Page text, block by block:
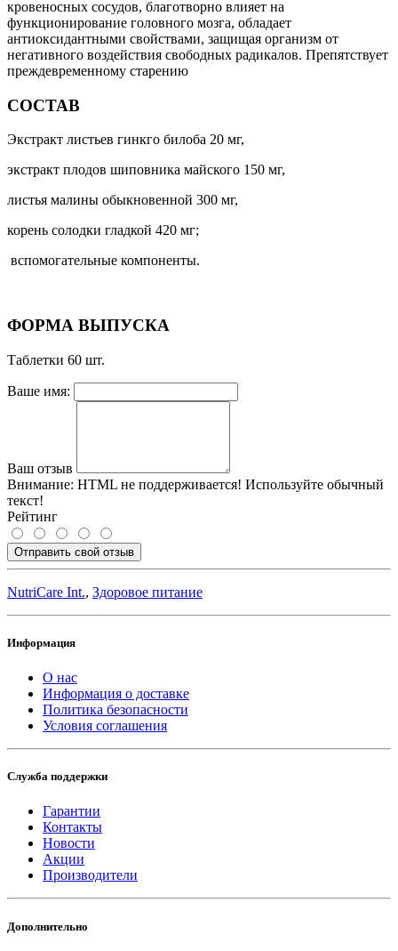
кровеносных сосудов, благотворно влияет на
функционирование головного мозга, обладает
антиоксидантными свойствами, защищая организм от
негативного воздействия свободных радикалов. Препятствует
преждевременному старению
СОСТАВ
Экстракт листьев гинкго билоба 20 мг,
экстракт плодов шиповника майского 150 мг,
листья малины обыкновенной 300 мг,
корень солодки гладкой 420 мг;
вспомогательные компоненты.
ФОРМА ВЫПУСКА
Таблетки 60 шт.
Ваше имя:
Ваш отзыв
Внимание: HTML не поддерживается! Используйте обычный
текст!
Рейтинг
Отправить свой отзыв
NutriCare Int., Здоровое питание
Информация
О нас
Информация о доставке
Политика безопасности
Условия соглашения
Служба поддержки
Гарантии
Контакты
Новости
Акции
Производители
Дополнительно